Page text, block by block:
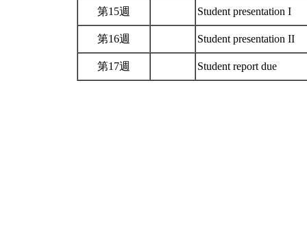
第15週 Student presentation I
第16週 Student presentation II
第17週 Student report due